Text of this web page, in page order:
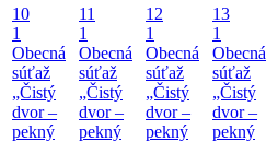
10
1
Obecná
súťaž
„Čistý
dvor –
pekný
11
1
Obecná
súťaž
„Čistý
dvor –
pekný
12
1
Obecná
súťaž
„Čistý
dvor –
pekný
13
1
Obecná
súťaž
„Čistý
dvor –
pekný